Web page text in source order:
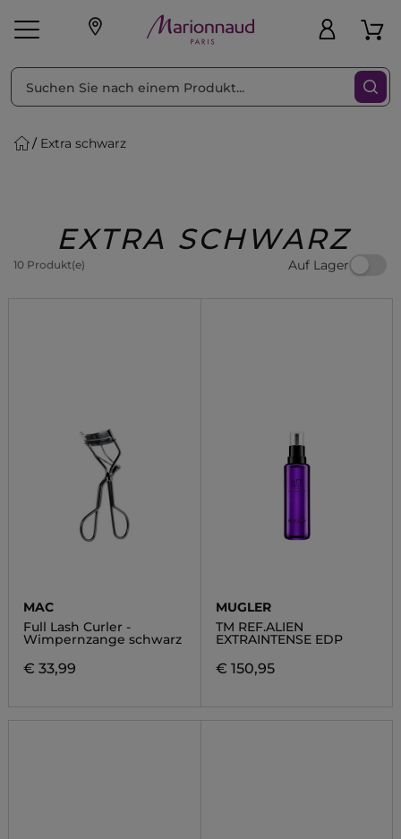
Geschenke
Extra schwarz
EXTRA SCHWARZ
10 Produkt(e) Auf Lager
sortieren nach Filter
MAC
Full Lash Curler -
Wimpernzange schwarz
€ 33,99
MUGLER
TM REF.ALIEN
EXTRAINTENSE EDP
€ 150,95